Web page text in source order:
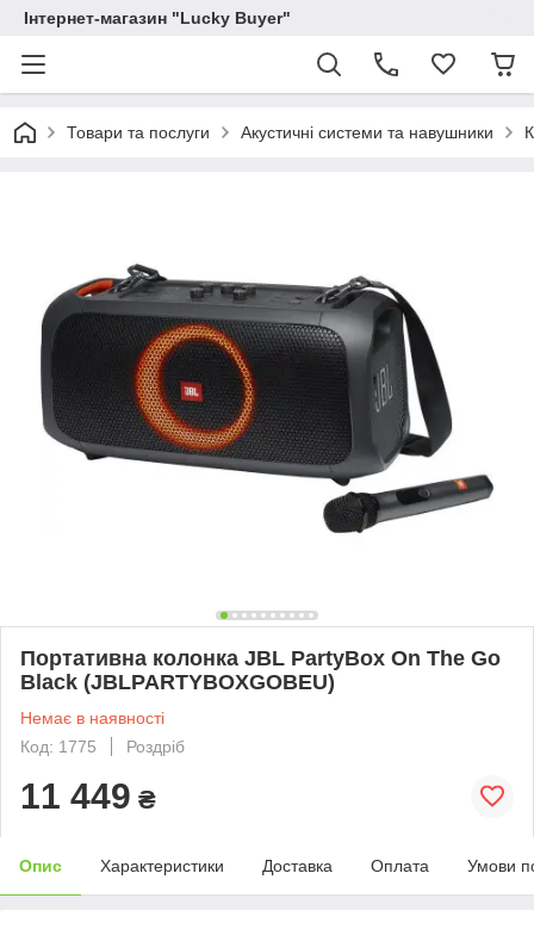
Інтернет-магазин "Lucky Buyer"
Товари та послуги Акустичні системи та навушники
Портативна колонка JBL PartyBox On The Go
Black (JBLPARTYBOXGOBEU)
Немає в наявності
Код: 1775
Роздріб
11 449 ₴
Опис Характеристики Доставка Оплата Умови